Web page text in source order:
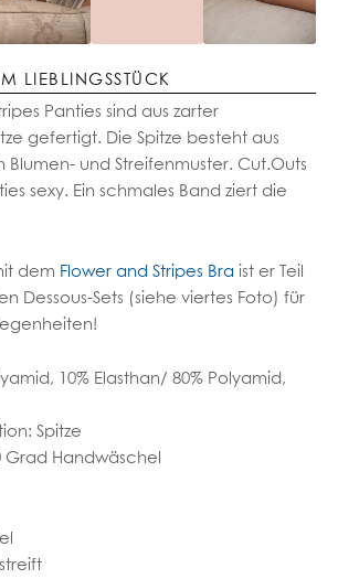
LIEBLINGSSTÜCK
Panties sind aus zarter
gefertigt. Die Spitze besteht aus
und Streifenmuster. Cut.Outs
sexy. Ein schmales Band ziert die
dem Flower and Stripes Bra ist er Teil
Dessous-Sets (siehe viertes Foto) für
10% Elasthan/ 80% Polyamid,
Spitze
Grad Handwäschel